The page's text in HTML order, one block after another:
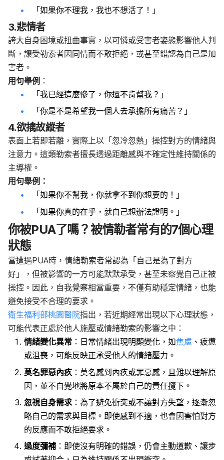
「如果你不理我，我也不想活了！」
3.悲情者
誇大自身困境或扭曲事實，以可憐或受害者姿態影響他人判
斷，讓受勒索者因同情而不敢拒絕，或甚至錯認為自己是加
害者。
用句舉例 ：
「我已經這麼慘了，你還不肯幫我？」
「你是不是希望我一個人去承擔所有痛苦？」
4.欲擒故縱者
表面上若即若離，實際上以「忽冷忽熱」操控對方的情緒與
注意力。這類勒索者擅長透過距離感與不確定性維持關係的
主導權。
用句舉例：
「如果你不幫我，你就拿不到你想要的！」
「如果你真的在乎，就自己想辦法證明。」
你被PUA了嗎？被情勒者常有的7個心理
狀態
當遭遇PUA時，情緒勒索者常認為「自己是為了對方
好」，但被影響的一方可能默默承受，甚至未察覺自己正被
操控。因此，自我覺察相當重要，不僅有助穩定情緒，也能
避免接受不合理的要求。
衛生福利部桃園醫院指出，若近期經常出現以下心理狀態，
可能代表正處於他人施壓或情緒勒索的影響之中：
情緒變化異常 ：日常情緒出現明顯變化，如焦慮 、疲憊
或沮喪，可能反映正承受他人的情緒壓力。
莫名罪惡內疚 ：莫名感到內疚或罪惡感，且難以理解原
因，並不自覺地將原本不屬於自己的責任攬下。
忽視自身需求 ：為了避免衝突或不讓對方失望，逐漸忽
略自己的需求與目標。即使感到不適，也會因害怕對方
的反應而不敢拒絕要求。
過度彌補 ：即使沒有明確的錯誤，仍會主動道歉、讓步